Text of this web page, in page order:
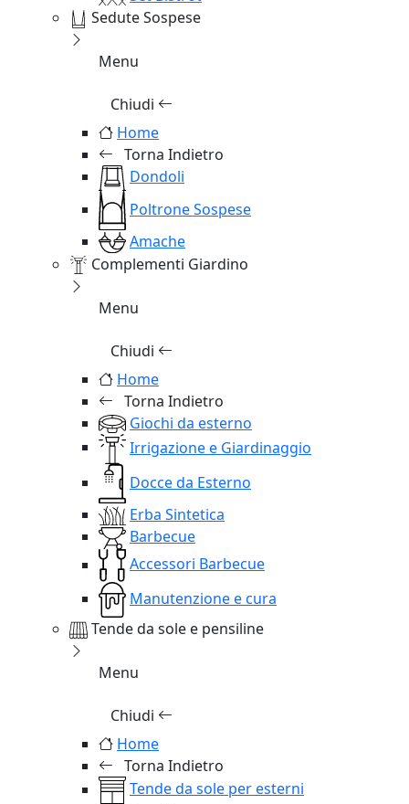
Sedute Sospese
Menu
Chiudi
Home
Torna Indietro
Dondoli
Poltrone Sospese
Amache
Complementi Giardino
Menu
Chiudi
Home
Torna Indietro
Giochi da esterno
Irrigazione e Giardinaggio
Docce da Esterno
Erba Sintetica
Barbecue
Accessori Barbecue
Manutenzione e cura
Tende da sole e pensiline
Menu
Chiudi
Home
Torna Indietro
Tende da sole per esterni